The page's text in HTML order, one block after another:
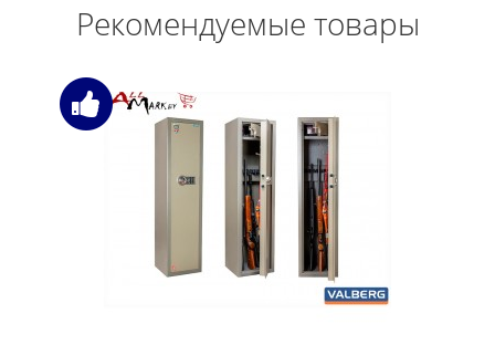
Рекомендуемые товары